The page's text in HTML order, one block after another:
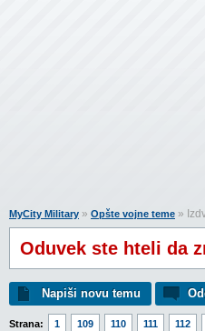
MyCity Military » Opšte vojne teme »
Oduvek ste hteli da
Napiši novu temu
Strana: 1 109 110 111 112